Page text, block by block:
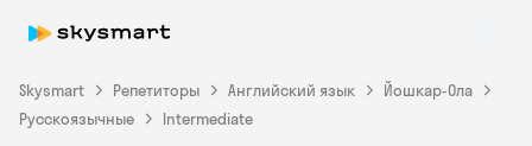
Skysmart Репетиторы Английский язык
Йошкар-Ола
Русскоязычные
Intermediate